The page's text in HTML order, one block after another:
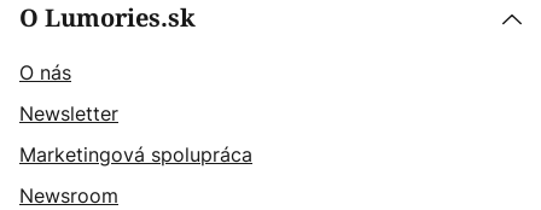
O Lumories.sk
O nás
Newsletter
Marketingová spolupráca
Newsroom